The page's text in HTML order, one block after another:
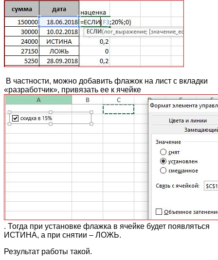
В частности, можно добавить флажок на лист с вкладки
«разработчик», привязать ее к ячейке
. Тогда при установке флажка в ячейке будет появляться
ИСТИНА, а при снятии – ЛОЖЬ.
Результат работы такой.